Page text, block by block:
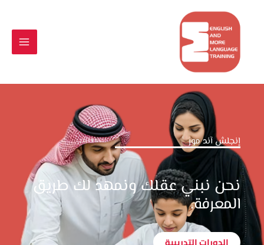
إنجلش آند مور
نحن نبني عقلك ونمهد لك طريق
المعرفة.